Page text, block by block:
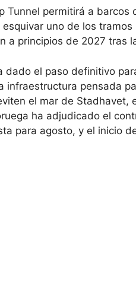
Tunnel permitirá a
esquivar uno de los
a principios de 2027 tras
dado el paso definitivo
infraestructura pensada
el mar de Stadhavet,
ha adjudicado el
para agosto, y el inicio